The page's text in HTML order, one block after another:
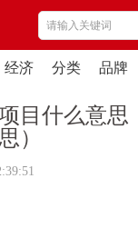
经济 分类 品牌
目什么意思
）